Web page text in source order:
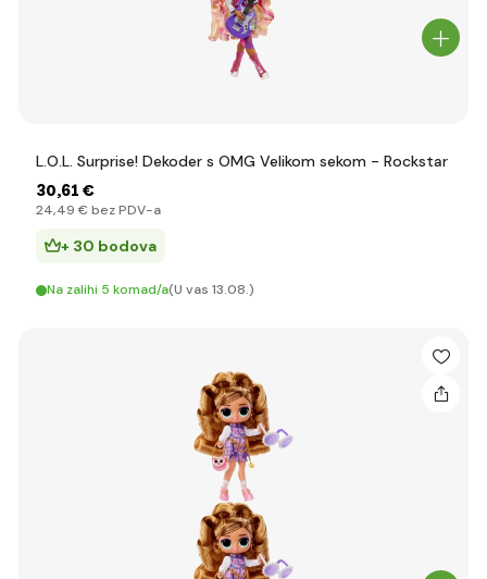
L.O.L. Surprise! Dekoder s OMG Velikom sekom - Rockstar
30,61 €
24,49 € bez PDV-a
+ 30 bodova
Na zalihi 5 komad/a(U vas 13.08.)